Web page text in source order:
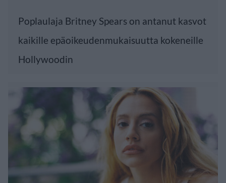
Poplaulaja Britney Spears on antanut kasvot
kaikille epäoikeudenmukaisuutta kokeneille
Hollywoodin